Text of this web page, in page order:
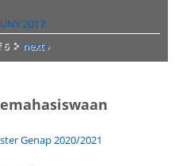
2017
6
next ›
Genap 2020/2021